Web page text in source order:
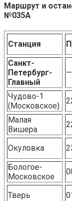
Маршрут и
№035А
Станция
Санкт-
Петербург-
Главный
—
Чудово-1
(Московское)
Малая
Вишера
Окуловка
Бологое-
Московское
Тверь